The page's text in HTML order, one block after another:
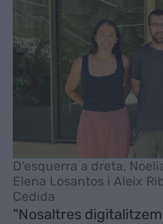
D'esquerra a dreta,
Elena Losantos i Aleix
Cedida
“Nosaltres